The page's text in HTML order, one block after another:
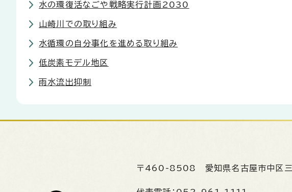
水の環復活なごや戦略実行計画2030
山崎川での取り組み
水循環の自分事化を進める取り組み
低炭素モデル地区
雨水流出抑制
〒460-8508 愛知県名古屋市中区